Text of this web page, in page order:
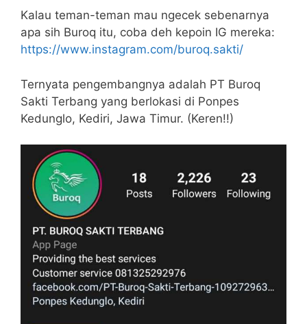
Kalau teman-teman mau ngecek sebenarnya
apa sih Buroq itu, coba deh kepoin IG mereka:
https://www.instagram.com/buroq.sakti/
Ternyata pengembangnya adalah PT Buroq
Sakti Terbang yang berlokasi di Ponpes
Kedunglo, Kediri, Jawa Timur. (Keren!!)